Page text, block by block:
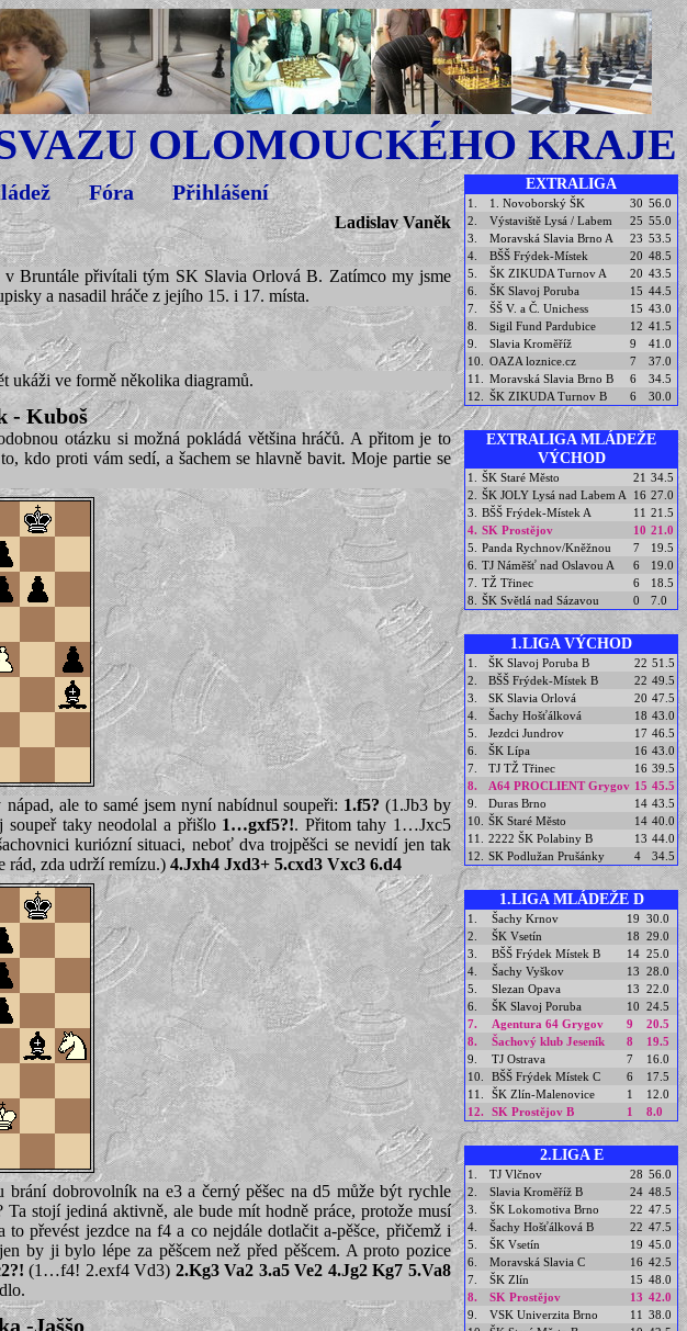
OLOMOUCKÉHO KRAJE
EXTRALIGA
1. 1. Novoborský ŠK 30 56.0
2.
Výstaviště Lysá / Labem 25 55.0
3.
Moravská Slavia Brno A 23 53.5
4.
BŠŠ Frýdek-Místek 20 48.5
5.
ŠK ZIKUDA Turnov A 20 43.5
6.
ŠK Slavoj Poruba 15 44.5
7.
ŠŠ V. a Č. Unichess 15 43.0
8.
Sigil Fund Pardubice 12 41.5
9.
Slavia Kroměříž 9
41.0
10.
OAZA loznice.cz 7
37.0
11.
Moravská Slavia Brno B 6
34.5
12.
ŠK ZIKUDA Turnov B 6 30.0
EXTRALIGA MLÁDEŽE
VÝCHOD
1. ŠK Staré Město 21 34.5
2.
ŠK JOLY Lysá nad Labem A 16 27.0
3.
BŠŠ Frýdek-Místek A 11 21.5
4. SK Prostějov 10 21.0
5.
Panda Rychnov/Kněžnou 7
19.5
6. TJ Náměšť nad Oslavou A 6
19.0
7. TŽ Třinec 6
18.5
8.
ŠK Světlá nad Sázavou 0 7.0
1.LIGA VÝCHOD
1. ŠK Slavoj Poruba B 22 51.5
2.
BŠŠ Frýdek-Místek B 22 49.5
3.
SK Slavia Orlová 20 47.5
4.
Šachy Hošťálková 18 43.0
5.
Jezdci Jundrov 17 46.5
6.
ŠK Lípa 16 43.0
7.
TJ TŽ Třinec 16 39.5
8.
A64 PROCLIENT Grygov 15 45.5
9.
Duras Brno 14 43.5
10.
ŠK Staré Město 14 40.0
11.
2222 ŠK Polabiny B 13 44.0
12.
SK Podlužan Prušánky 4 34.5
1.LIGA MLÁDEŽE D
1. Šachy Krnov 19 30.0
2.
ŠK Vsetín 18 29.0
3.
BŠŠ Frýdek Místek B 14 25.0
4.
Šachy Vyškov 13 28.0
5.
Slezan Opava 13 22.0
6.
ŠK Slavoj Poruba 10 24.5
7.
Agentura 64 Grygov 9
20.5
8.
Šachový klub Jeseník 8
19.5
9.
TJ Ostrava 7
16.0
10.
BŠŠ Frýdek Místek C 6
17.5
11.
ŠK Zlín-Malenovice 1
12.0
12.
SK Prostějov B 1 8.0
2.LIGA E
1. TJ Vlčnov 28 56.0
2.
Slavia Kroměříž B 24 48.5
3.
ŠK Lokomotiva Brno 22 47.5
4.
Šachy Hošťálková B 22 47.5
5.
ŠK Vsetín 19 45.0
6.
Moravská Slavia C 16 42.5
7.
ŠK Zlín 15 48.0
8.
SK Prostějov 13 42.0
9.
VSK Univerzita Brno 11 38.0
Fóra Přihlášení
Ladislav Vaněk
v Bruntále přivítali tým SK Slavia Orlová B. Zatímco my jsme
a nasadil hráče z jejího 15. i 17. místa.
ukáži ve formě několika diagramů.
- Kuboš
otázku si možná pokládá většina hráčů. A přitom je to
kdo proti vám sedí, a šachem se hlavně bavit. Moje partie se
ale to samé jsem nyní nabídnul soupeři: 1.f5? (1.Jb3 by
soupeř taky neodolal a přišlo 1…gxf5?!. Přitom tahy 1…Jxc5
kuriózní situaci, neboť dva trojpěšci se nevidí jen tak
zda udrží remízu.) 4.Jxh4 Jxd3+ 5.cxd3 Vxc3 6.d4
dobrovolník na e3 a černý pěšec na d5 může být rychle
stojí jediná aktivně, ale bude mít hodně práce, protože musí
převést jezdce na f4 a co nejdále dotlačit a-pěšce, přičemž i
by ji bylo lépe za pěšcem než před pěšcem. A proto pozice
(1…f4! 2.exf4 Vd3) 2.Kg3 Va2 3.a5 Ve2 4.Jg2 Kg7 5.Va8
-Jaššo